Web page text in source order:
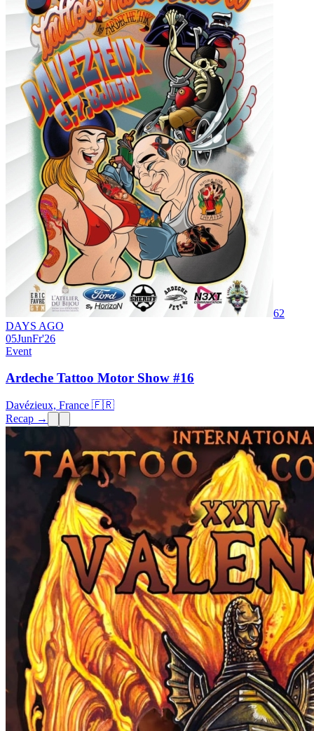
62
DAYS AGO
05JunFr'26
Event
Ardeche Tattoo Motor Show #16
Davézieux, France 🇫🇷
Recap →